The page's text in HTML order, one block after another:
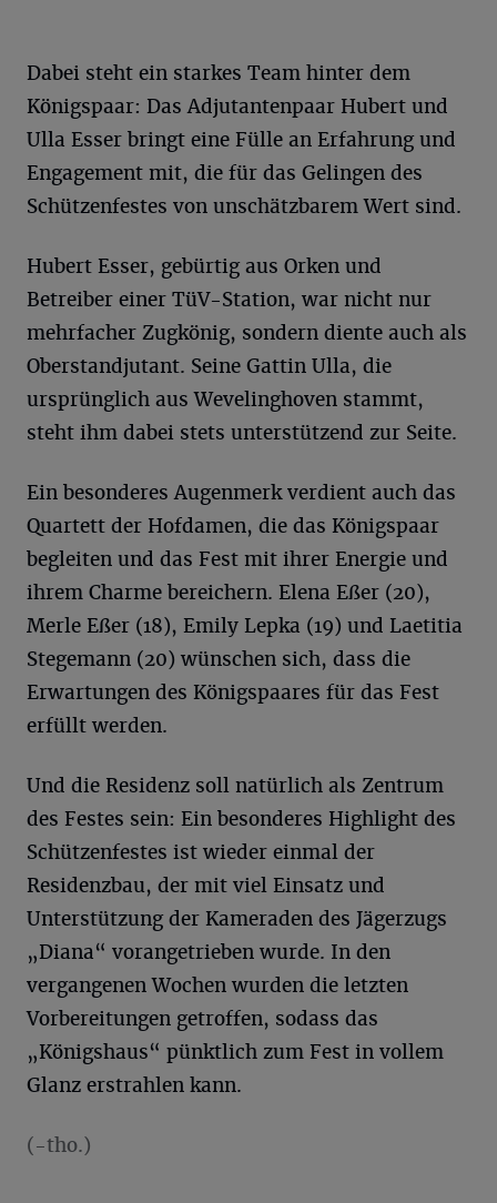
Dabei steht ein starkes Team hinter dem
Königspaar: Das Adjutantenpaar Hubert und
Ulla Esser bringt eine Fülle an Erfahrung und
Engagement mit, die für das Gelingen des
Schützenfestes von unschätzbarem Wert sind.
Hubert Esser, gebürtig aus Orken und
Betreiber einer TüV-Station, war nicht nur
mehrfacher Zugkönig, sondern diente auch als
Oberstandjutant. Seine Gattin Ulla, die
ursprünglich aus Wevelinghoven stammt,
steht ihm dabei stets unterstützend zur Seite.
Ein besonderes Augenmerk verdient auch das
Quartett der Hofdamen, die das Königspaar
begleiten und das Fest mit ihrer Energie und
ihrem Charme bereichern. Elena Eßer (20),
Merle Eßer (18), Emily Lepka (19) und Laetitia
Stegemann (20) wünschen sich, dass die
Erwartungen des Königspaares für das Fest
erfüllt werden.
Und die Residenz soll natürlich als Zentrum
des Festes sein: Ein besonderes Highlight des
Schützenfestes ist wieder einmal der
Residenzbau, der mit viel Einsatz und
Unterstützung der Kameraden des Jägerzugs
„Diana“ vorangetrieben wurde. In den
vergangenen Wochen wurden die letzten
Vorbereitungen getroffen, sodass das
„Königshaus“ pünktlich zum Fest in vollem
Glanz erstrahlen kann.
(-tho.)